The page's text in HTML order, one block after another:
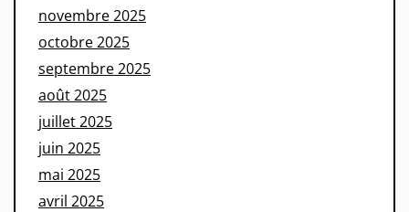
novembre 2025
octobre 2025
septembre 2025
août 2025
juillet 2025
juin 2025
mai 2025
avril 2025